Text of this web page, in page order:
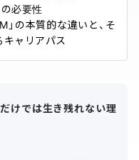
の必要性
」の本質的な違いと、そ
ャリアパス
けでは生き残れない理